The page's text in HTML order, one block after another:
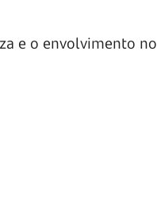
e o envolvimento no